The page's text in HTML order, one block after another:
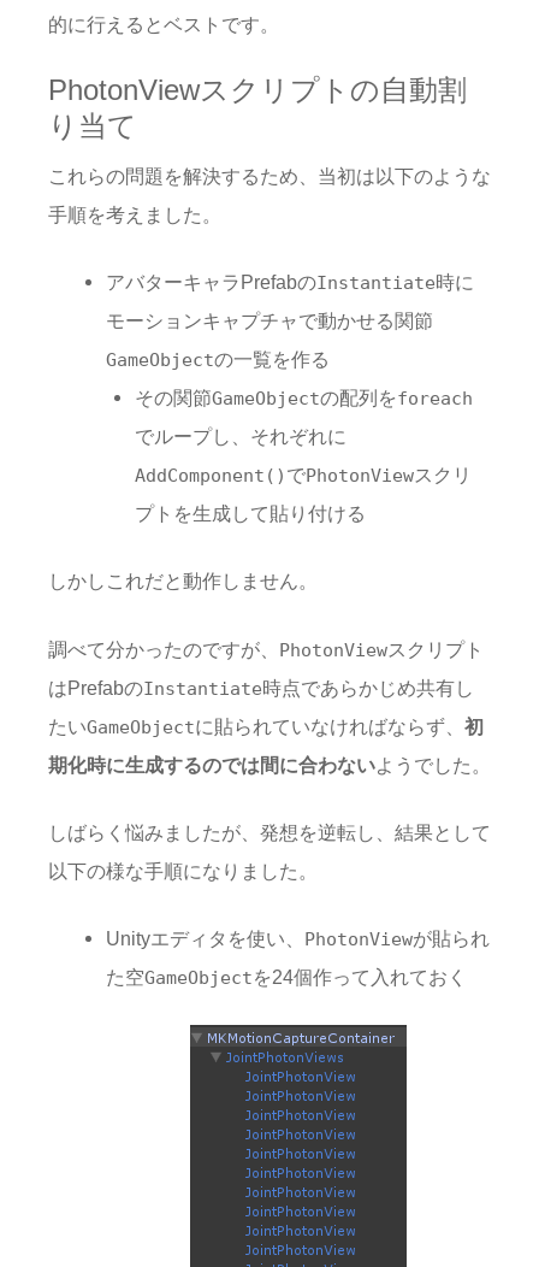
的に行えるとベストです。
PhotonViewスクリプトの自動割
り当て
これらの問題を解決するため、当初は以下のような
手順を考えました。
アバターキャラPrefabのInstantiate時に
モーションキャプチャで動かせる関節
GameObjectの一覧を作る
その関節GameObjectの配列をforeach
でループし、それぞれに
AddComponent() でPhotonViewスクリ
プトを生成して貼り付ける
しかしこれだと動作しません。
調べて分かったのですが、 PhotonViewスクリプト
はPrefabのInstantiate時点であらかじめ共有し
たいGameObjectに貼られていなければならず、 初
期化時に生成するのでは間に合わないようでした。
しばらく悩みましたが、発想を逆転し、結果として
以下の様な手順になりました。
Unityエディタを使い、 PhotonViewが貼られ
た空GameObjectを24個作って入れておく